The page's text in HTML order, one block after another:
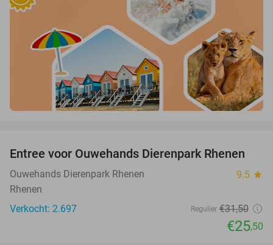
19%
Entree voor Ouwehands Dierenpark Rhenen
Ouwehands Dierenpark Rhenen 9.5 star
Rhenen
Verkocht: 2.697
Regulier €31,50
€25,50